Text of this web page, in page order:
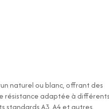
naturel ou blanc, offrant des
résistance adaptée à différents
standards A3, A4 et autres,